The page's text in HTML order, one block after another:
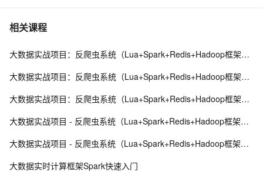
7 10月17日Spark社区直播【Tablestore Spark Streaming
8 查看spark是否有僵尸进程，有的话，先杀掉。可以使用
11
10【大数据技术】流数据、流计算、Spark Streaming、
相关课程
大数据实战项目：反爬虫系统（Lua+Spark+Redis+Hadoop框架搭建）第一阶段
大数据实战项目：反爬虫系统（Lua+Spark+Redis+Hadoop框架搭建）第二阶段
大数据实战项目：反爬虫系统（Lua+Spark+Redis+Hadoop框架搭建）第五阶段
大数据实战项目 - 反爬虫系统（Lua+Spark+Redis+Hadoop框架搭建）第六阶段
大数据实战项目 - 反爬虫系统（Lua+Spark+Redis+Hadoop框架搭建）第七阶段
大数据实时计算框架Spark快速入门